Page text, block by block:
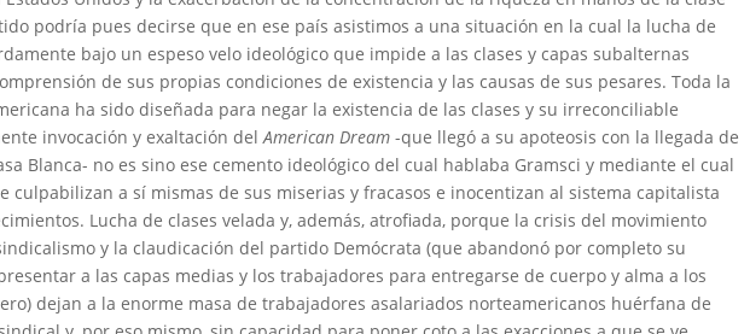
podría pues decirse que en ese país asistimos a una situación en la cual la lucha de
bajo un espeso velo ideológico que impide a las clases y capas subalternas
de sus propias condiciones de existencia y las causas de sus pesares. Toda la
ha sido diseñada para negar la existencia de las clases y su irreconciliable
invocación y exaltación delAmerican Dream -que llegó a su apoteosis con la llegada de
Blanca- no es sino ese cemento ideológico del cual hablaba Gramsci y mediante el cual
culpabilizan a sí mismas de sus miserias y fracasos e inocentizan al sistema capitalista
Lucha de clases velada y, además, atrofiada, porque la crisis del movimiento
y la claudicación del partido Demócrata (que abandonó por completo su
a las capas medias y los trabajadores para entregarse de cuerpo y alma a los
dejan a la enorme masa de trabajadores asalariados norteamericanos huérfana de